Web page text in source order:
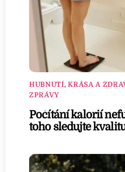
HUBNUTÍ,KRÁSA A
ZPRÁVY
Počítání kalorií
toho sledujte